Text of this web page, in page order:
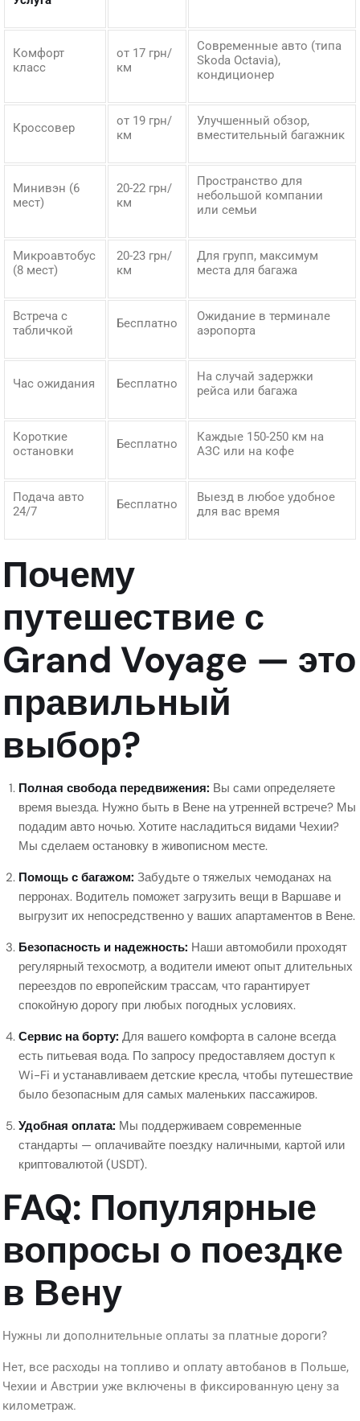
Комфорт
класс
от 17 грн/
км
Современные авто (типа
Skoda Octavia),
кондиционер
Кроссовер
от 19 грн/
км
Улучшенный обзор,
вместительный багажник
Минивэн (6
мест)
20-22 грн/
км
Пространство для
небольшой компании
или семьи
Микроавтобус
(8 мест)
20-23 грн/
км
Для групп, максимум
места для багажа
Встреча с
табличкой
Бесплатно
Ожидание в терминале
аэропорта
Час ожидания Бесплатно
На случай задержки
рейса или багажа
Короткие
остановки
Бесплатно
Каждые 150-250 км на
АЗС или на кофе
Подача авто
24/7
Бесплатно
Выезд в любое удобное
для вас время
Почему
путешествие с
Grand Voyage — это
правильный
выбор?
Полная свобода передвижения: Вы сами определяете
время выезда. Нужно быть в Вене на утренней встрече? Мы
подадим авто ночью. Хотите насладиться видами Чехии?
Мы сделаем остановку в живописном месте.
Помощь с багажом: Забудьте о тяжелых чемоданах на
перронах. Водитель поможет загрузить вещи в Варшаве и
выгрузит их непосредственно у ваших апартаментов в Вене.
Безопасность и надежность: Наши автомобили проходят
регулярный техосмотр, а водители имеют опыт длительных
переездов по европейским трассам, что гарантирует
спокойную дорогу при любых погодных условиях.
Сервис на борту: Для вашего комфорта в салоне всегда
есть питьевая вода. По запросу предоставляем доступ к
Wi-Fi и устанавливаем детские кресла, чтобы путешествие
было безопасным для самых маленьких пассажиров.
Удобная оплата: Мы поддерживаем современные
стандарты — оплачивайте поездку наличными, картой или
криптовалютой (USDT).
FAQ: Популярные
вопросы о поездке
в Вену
Нужны ли дополнительные оплаты за платные дороги?
Нет, все расходы на топливо и оплату автобанов в Польше,
Чехии и Австрии уже включены в фиксированную цену за
километраж.